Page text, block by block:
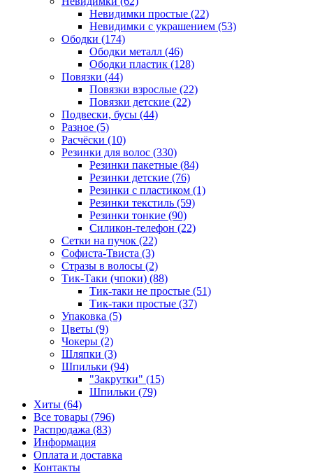
Невидимки простые (22)
Невидимки с украшением (53)
Ободки (174)
Ободки металл (46)
Ободки пластик (128)
Повязки (44)
Повязки взрослые (22)
Повязки детские (22)
Подвески, бусы (44)
Разное (5)
Расчёски (10)
Резинки для волос (330)
Резинки пакетные (84)
Резинки детские (76)
Резинки с пластиком (1)
Резинки текстиль (59)
Резинки тонкие (90)
Силикон-телефон (22)
Сетки на пучок (22)
Софиста-Твиста (3)
Стразы в волосы (2)
Тик-Таки (чпоки) (88)
Тик-таки не простые (51)
Тик-таки простые (37)
Упаковка (5)
Цветы (9)
Чокеры (2)
Шляпки (3)
Шпильки (94)
"Закрутки" (15)
Шпильки (79)
Хиты (64)
Все товары (796)
Распродажа (83)
Информация
Оплата и доставка
Контакты